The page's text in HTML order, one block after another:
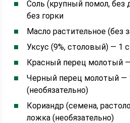
Соль (крупный помол, без
без горки
Масло растительное (без
Уксус (9%, столовый) — 1
Красный перец молотый
Черный перец молотый —
(необязательно)
Кориандр (семена,
ложка (необязательно)